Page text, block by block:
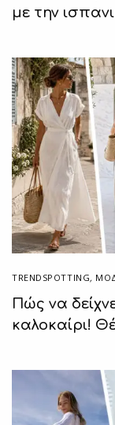
με την
TRENDSPOTTING,
Πώς να
καλοκαίρι!